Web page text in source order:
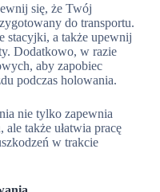
się, że Twój
do transportu.
stacyjki, a także upewnij
Dodatkowo, w razie
aby zapobiec
podczas holowania.
nie tylko zapewnia
ale także ułatwia pracę
w trakcie